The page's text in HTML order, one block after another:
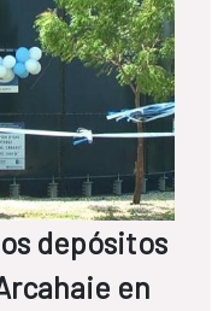
depósitos
en